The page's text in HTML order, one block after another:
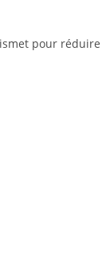
pour